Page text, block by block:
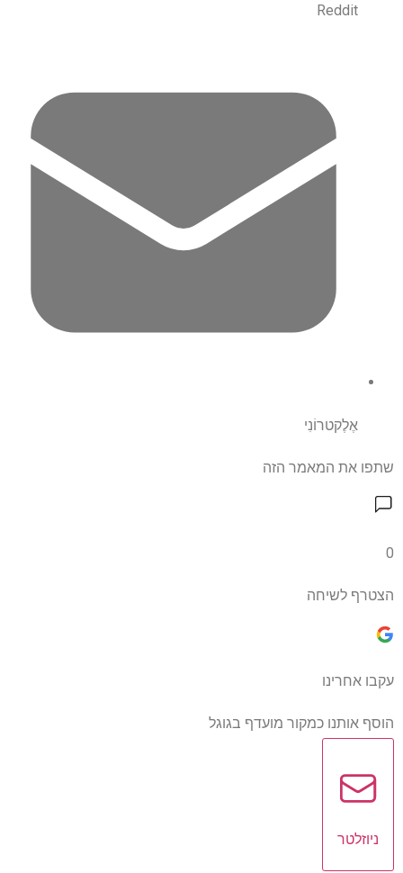
Reddit
אֶלֶקטרוֹנִי
שתפו את המאמר הזה
0
הצטרף לשיחה
עקבו אחרינו
הוסף אותנו כמקור מועדף בגוגל
ניוזלטר